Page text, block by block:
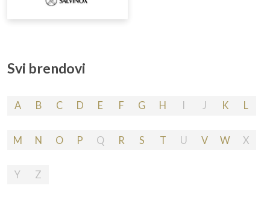
Svi brendovi
A B C D E F G H J K L
M N O P Q R S T U V W X
Y Z